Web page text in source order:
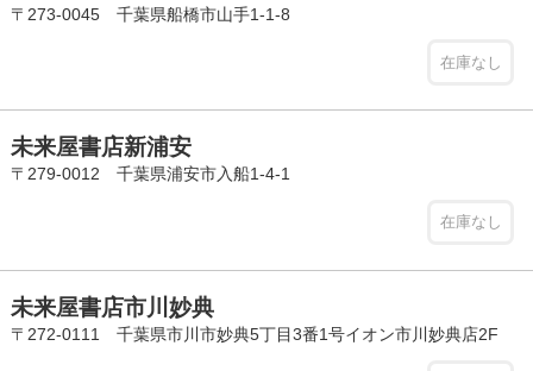
〒273-0045 千葉県船橋市山手1-1-8
在庫なし
未来屋書店新浦安
〒279-0012 千葉県浦安市入船1-4-1
在庫なし
未来屋書店市川妙典
〒272-0111 千葉県市川市妙典5丁目3番1号イオン市川妙典店2F